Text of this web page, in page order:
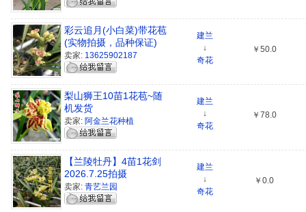
彩云追月(小白菜)带花苞
(实物拍摄，品种保证)
卖家: 13625902187
建兰
↓
奇花
￥50.0
梨山狮王10苗1花苞~随
机发货
卖家: 阿金兰花种植
建兰
↓
奇花
￥78.0
【兰陵牡丹】4苗1花剑
2026.7.25拍摄
卖家: 青艺兰园
建兰
↓
奇花
￥0.0